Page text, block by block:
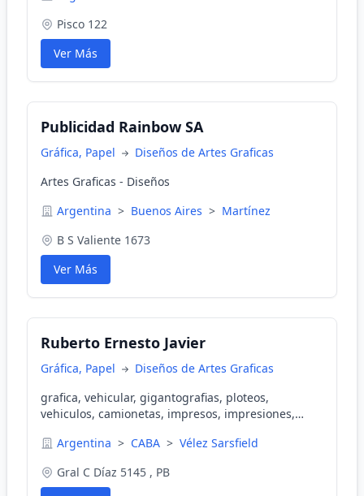
Pisco 122
Ver Más
Publicidad Rainbow SA
Gráfica, Papel
Diseños de Artes Graficas
Artes Graficas - Diseños
Argentina > Buenos Aires > Martínez
B S Valiente 1673
Ver Más
Ruberto Ernesto Javier
Gráfica, Papel
Diseños de Artes Graficas
grafica, vehicular, gigantografias, ploteos,
vehiculos, camionetas, impresos, impresiones,
calcos, resinadas, vidrieras, stands, letreros, letras,
Argentina > CABA > Vélez Sarsfield
Gral C Díaz 5145 , PB